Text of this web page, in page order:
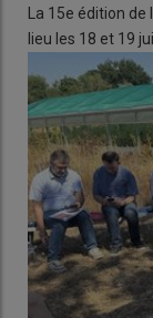
La 15e édition
lieu les 18 et 19